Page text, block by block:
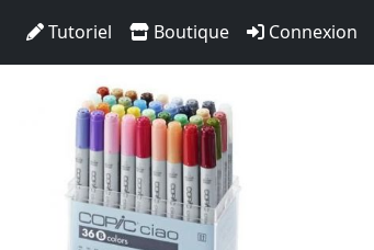
Tutoriel Boutique Connexion
Copic Ciao Boite 36B